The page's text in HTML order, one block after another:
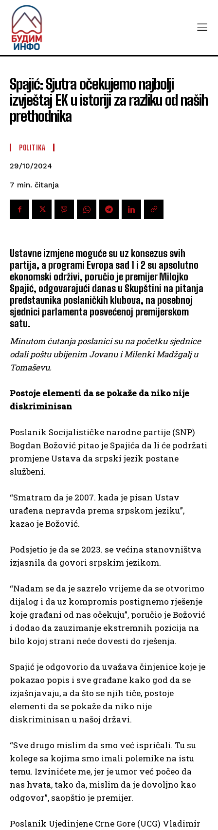
Spajić: Sjutra očekujemo najbolji
izvještaj EK u istoriji za razliku od naših
prethodnika
POLITIKA
29/10/2024
7 min. čitanja
Ustavne izmjene moguće su uz konsezus svih
partija, a programi Evropa sad 1 i 2 su apsolutno
ekonomski održivi, poručio je premijer Milojko
Spajić, odgovarajući danas u Skupštini na pitanja
predstavnika poslaničkih klubova, na posebnoj
sjednici parlamenta posvećenoj premijerskom
satu.
Minutom ćutanja poslanici su na početku sjednice
odali poštu ubijenim Jovanu i Milenki Madžgalj u
Tomaševu.
Postoje elementi da se pokaže da niko nije
diskriminisan
Poslanik Socijalističke narodne partije (SNP)
Bogdan Božović pitao je Spajića da li će podržati
promjene Ustava da srpski jezik postane
službeni.
“Smatram da je 2007. kada je pisan Ustav
urađena nepravda prema srpskom jeziku”,
kazao je Božović.
Podsjetio je da se 2023. se većina stanovništva
izjasnila da govori srpskim jezikom.
“Nadam se da je sazrelo vrijeme da se otvorimo
dijalog i da uz kompromis postignemo rješenje
koje građani od nas očekuju”, poručio je Božović
i dodao da zauzimanje ekstremnih pozicija na
bilo kojoj strani neće dovesti do rješenja.
Spajić je odgovorio da uvažava činjenice koje je
pokazao popis i sve građane kako god da se
izjašnjavaju, a da što se njih tiče, postoje
elementi da se pokaže da niko nije
diskriminisan u našoj državi.
“Sve drugo mislim da smo već ispričali. Tu su
kolege sa kojima smo imali polemike na istu
temu. Izvinićete me, jer je umor već počeo da
nas hvata, tako da, mislim da je dovoljno kao
odgovor”, saopštio je premijer.
Poslanik Ujedinjene Crne Gore (UCG) Vladimir